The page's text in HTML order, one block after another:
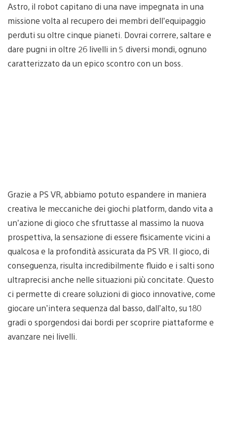
Astro, il robot capitano di una nave impegnata in una
missione volta al recupero dei membri dell’equipaggio
perduti su oltre cinque pianeti. Dovrai correre, saltare e
dare pugni in oltre 26 livelli in 5 diversi mondi, ognuno
caratterizzato da un epico scontro con un boss.
Grazie a PS VR, abbiamo potuto espandere in maniera
creativa le meccaniche dei giochi platform, dando vita a
un’azione di gioco che sfruttasse al massimo la nuova
prospettiva, la sensazione di essere fisicamente vicini a
qualcosa e la profondità assicurata da PS VR. Il gioco, di
conseguenza, risulta incredibilmente fluido e i salti sono
ultraprecisi anche nelle situazioni più concitate. Questo
ci permette di creare soluzioni di gioco innovative, come
giocare un’intera sequenza dal basso, dall’alto, su 180
gradi o sporgendosi dai bordi per scoprire piattaforme e
avanzare nei livelli.